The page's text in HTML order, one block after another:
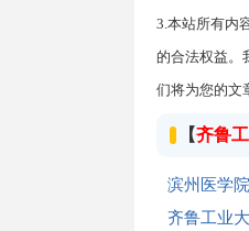
3.本站所有内
的合法权益。
们将为您的文
【齐鲁
滨州医学
齐鲁工业